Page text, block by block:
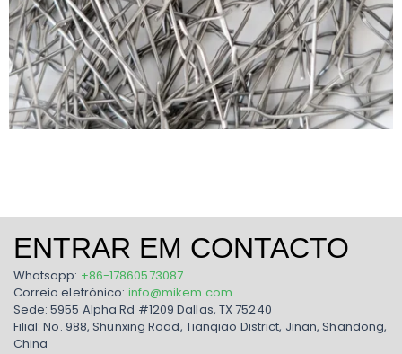
ENTRAR EM CONTACTO
Whatsapp: +86-17860573087
Correio eletrónico: info@mikem.com
Sede: 5955 Alpha Rd #1209 Dallas, TX 75240
Filial: No. 988, Shunxing Road, Tianqiao District, Jinan, Shandong,
China